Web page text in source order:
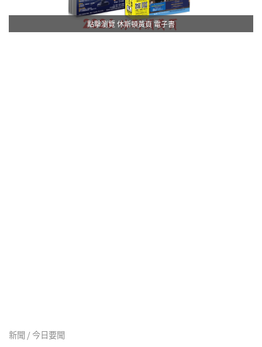
點擊瀏覽 休斯頓黃頁 電子書
新聞 / 今日要聞